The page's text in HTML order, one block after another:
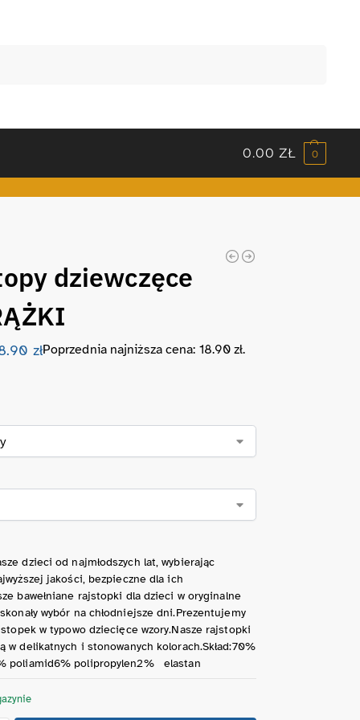
0.00ZŁ 0
dziewczęce
złPoprzednia najniższa cena: 18.90zł.
dzieci od najmłodszych lat, wybierając
jakości, bezpieczne dla ich
bawełniane rajstopki dla dzieci w oryginalne
wybór na chłodniejsze dni.Prezentujemy
w typowo dziecięce wzory.Nasze rajstopki
w delikatnych i stonowanych kolorach.Skład:70%
poliamid6% polipropylen2% elastan